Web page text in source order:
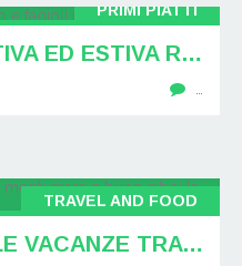
PRIMI PIATTI
RICETTA ALTERNATIVA ED ESTIVA RISO E FAGIOLI ROSSI
TRAVEL AND FOOD
PUGLIA META PER LE VACANZE TRA MONTI MARE E BUON CIBO: LA TIELLA BARESE